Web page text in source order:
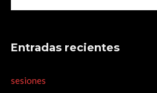
Entradas recientes
sesiones